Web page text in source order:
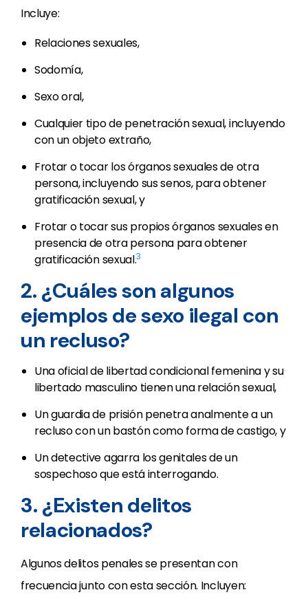
Incluye:
Relaciones sexuales,
Sodomía,
Sexo oral,
Cualquier tipo de penetración sexual, incluyendo
con un objeto extraño,
Frotar o tocar los órganos sexuales de otra
persona, incluyendo sus senos, para obtener
gratificación sexual, y
Frotar o tocar sus propios órganos sexuales en
presencia de otra persona para obtener
gratificación sexual.3
2. ¿Cuáles son algunos
ejemplos de sexo ilegal con
un recluso?
Una oficial de libertad condicional femenina y su
libertado masculino tienen una relación sexual,
Un guardia de prisión penetra analmente a un
recluso con un bastón como forma de castigo, y
Un detective agarra los genitales de un
sospechoso que está interrogando.
3. ¿Existen delitos
relacionados?
Algunos delitos penales se presentan con
frecuencia junto con esta sección. Incluyen: